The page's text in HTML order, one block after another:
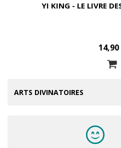
YI KING - LE LIVRE
14,90
ARTS DIVINATOIRES